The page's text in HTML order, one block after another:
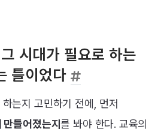
시대가 필요로 하는
틀이었다
는지 고민하기 전에, 먼저
만들어졌는지를 봐야 한다. 교육의